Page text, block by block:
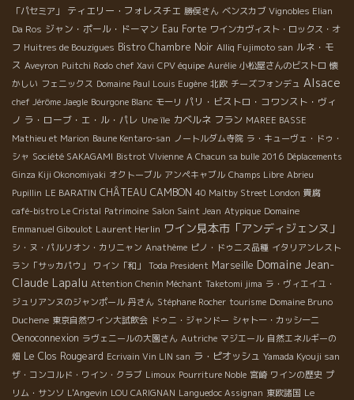
「パセミア」
ティエリー・フォレスチエ 勝俣さん ベンスカブ Vignobles Elian
Da Ros ジャン・ポール・ドーマン Eau Forte ワインカヴィスト・ロックス・オ
フ Huitres de Bouzigues Bistro Chambre Noir Alliq Fujimoto san ルネ・モ
ス Aveyron Puitchi Rodo chef Xavi CPV équipe Aurélie 小松屋さんのビストロ 懐
かしい フェニックス Domaine Paul Louis Eugène 北欧 チーズフォンデュ Alsace
chef Jérôme Jaegle Bourgone Blanc モーリ パリ・ビストロ・コワンスト・ヴィ
ノ ラ・ローブ・エ・ル・パレ Une île カベルネ フラン MAREE BASSE
Mathieu et Marion Baune Kentaro-san ノートルダム寺院 ラ・キューヴェ・ドゥ・
シャ Société SAKAGAMI Bistrot VIvienne A Chacun sa bulle 2016 Déplacements
Ginza Kiji Okonomiyaki オクトーブル アンペキャブル Champs Libre Abrieu
Pupillin LE BARATIN CHÂTEAU CAMBON 40 Maltby Street London 貴腐
café-bistro Le Cristal Patrimoine Salon Saint Jean Atypique Domaine
Emmanuel Giboulot Laurent Herlin ワイン見本市「アンディジェンヌ」
シ・ヌ・パルリオン・カリニャン Anathème ピノ・ドゥニス品種 イタリアンレスト
ラン「サッカパウ」
ワイン「和」 Toda President Marseille Domaine Jean-
Claude Lapalu Attention Chenin Méchant Taketomi jima ラ・ヴィエイユ・
ジュリアンヌのジャンポール 丹さん Stéphane Rocher tourisme Domaine Bruno
Duchene 東京自然ワイン大試飲会 ドゥニ・ジャンドー シャトー・カッシーニ
Oenoconnexion ラヴェニールの大園さん Autriche マジエール 自然エネルギーの
畑 Le Clos Rougeard Ecrivain Vin LIN san ラ・ピオッシュ Yamada Kyouji san
ザ・コンコルド・ワイン・クラブ Limoux Pourriture Noble 宮崎 ワインの歴史 プ
リム・サンソ L'Angevin LOU CARIGNAN Languedoc Assignan 東欧諸国 Le